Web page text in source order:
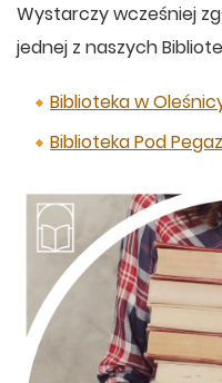
Wystarczy wcześniej
jednej z naszych
Biblioteka w
Biblioteka Pod